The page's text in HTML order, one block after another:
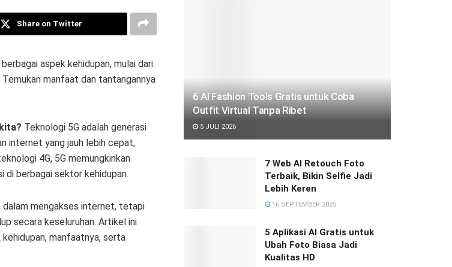
Share on Twitter
aspek kehidupan, mulai dari
manfaat dan tantangannya
Teknologi 5G adalah generasi
internet yang jauh lebih cepat,
4G, 5G memungkinkan
di berbagai sektor kehidupan.
dalam mengakses internet, tetapi
secara keseluruhan. Artikel ini
manfaatnya, serta
6 AI Fashion Tools Gratis untuk Coba
Outfit Virtual Tanpa Ribet
5 JULI 2026
7 Web AI Retouch Foto
Terbaik, Bikin Selfie Jadi
Lebih Keren
16 SEPTEMBER 2025
5 Aplikasi AI Gratis untuk
Ubah Foto Biasa Jadi
Kualitas HD